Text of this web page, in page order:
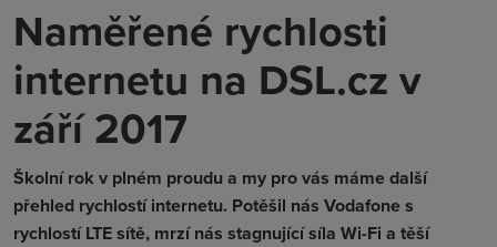
Naměřené rychlosti
internetu na DSL.cz v
září 2017
Školní rok v plném proudu a my pro vás máme další
přehled rychlostí internetu. Potěšil nás Vodafone s
rychlostí LTE sítě, mrzí nás stagnující síla Wi-Fi a těší